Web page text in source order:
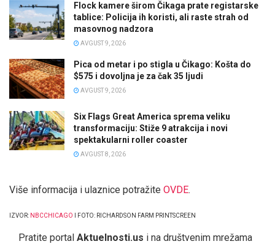
Flock kamere širom Čikaga prate registarske
tablice: Policija ih koristi, ali raste strah od
masovnog nadzora
AVGUST 9, 2026
Pica od metar i po stigla u Čikago: Košta do
$575 i dovoljna je za čak 35 ljudi
AVGUST 9, 2026
Six Flags Great America sprema veliku
transformaciju: Stiže 9 atrakcija i novi
spektakularni roller coaster
AVGUST 8, 2026
Više informacija i ulaznice potražite OVDE.
IZVOR: NBCCHICAGO I FOTO: RICHARDSON FARM PRINTSCREEN
Pratite portal Aktuelnosti.us i na društvenim mrežama